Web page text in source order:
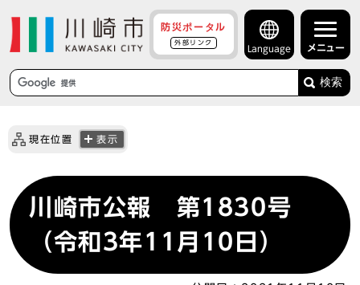
防災ポータル
外部リンク
Language メニュー
検索
現在位置 表示
川崎市公報 第1830号
（令和3年11月10日）